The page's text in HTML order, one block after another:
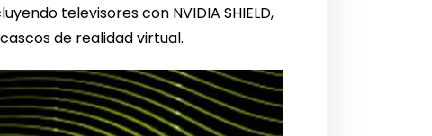
televisores con NVIDIA SHIELD,
de realidad virtual.